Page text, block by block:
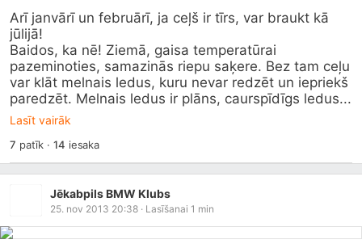
Arī janvārī un februārī, ja ceļš ir tīrs, var braukt kā
jūlijā!
Baidos, ka nē! Ziemā, gaisa temperatūrai
pazeminoties, samazinās riepu saķere. Bez tam ceļu
var klāt melnais ledus, kuru nevar redzēt un iepriekš
paredzēt. Melnais ledus ir plāns, caurspīdīgs ledus...
Lasīt vairāk
7 patīk ·14 iesaka
Jēkabpils BMW Klubs
25. nov 2013 20:38 · Lasīšanai 1 min